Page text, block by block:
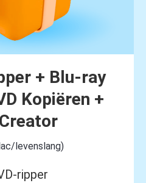
+ Blu-ray
Kopiëren +
levenslang)
ripper